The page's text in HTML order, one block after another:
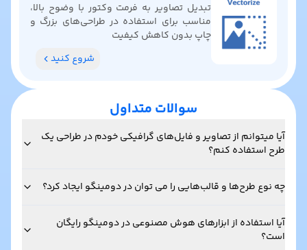
تبدیل تصاویر به فرمت وکتور با وضوح بالا،
مناسب برای استفاده در طراحی‌های بزرگ و
چاپ بدون کاهش کیفیت
شروع کنید
سوالات متداول
آیا میتوانم از تصاویر و فایل‌های گرافیکی خودم در طراحی یک
طرح استفاده کنم؟
چه نوع طرح‌ها و قالب‌هایی را می توان در دومینگو ایجاد کرد؟
آیا استفاده از ابزارهای هوش مصنوعی در دومینگو رایگان
است؟